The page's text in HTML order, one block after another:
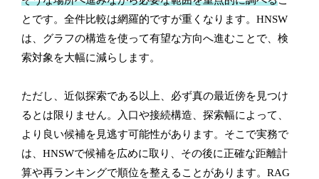
とです。全件比較は網羅的ですが重くなります。HNSW
は、グラフの構造を使って有望な方向へ進むことで、検
索対象を大幅に減らします。
ただし、近似探索である以上、必ず真の最近傍を見つけ
るとは限りません。入口や接続構造、探索幅によって、
より良い候補を見逃す可能性があります。そこで実務で
は、HNSWで候補を広めに取り、その後に正確な距離計
算や再ランキングで順位を整えることがあります。RAG